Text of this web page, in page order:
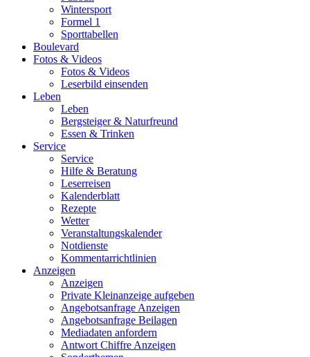
Wintersport
Formel 1
Sporttabellen
Boulevard
Fotos & Videos
Fotos & Videos
Leserbild einsenden
Leben
Leben
Bergsteiger & Naturfreund
Essen & Trinken
Service
Service
Hilfe & Beratung
Leserreisen
Kalenderblatt
Rezepte
Wetter
Veranstaltungskalender
Notdienste
Kommentarrichtlinien
Anzeigen
Anzeigen
Private Kleinanzeige aufgeben
Angebotsanfrage Anzeigen
Angebotsanfrage Beilagen
Mediadaten anfordern
Antwort Chiffre Anzeigen